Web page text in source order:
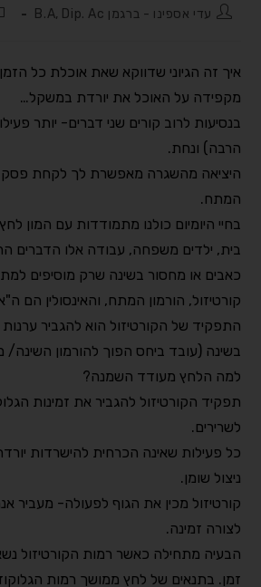
עדי אספינו - ברגמן B.A, Dip. Ac
איך זה הגיוני שדווקא שאת אוכלת כל
מקפידה על האוכל את יורדת במשקל… ⠀
בנסיעות לרוב קורים שני דברים- יותר
הרבה) ונחת. ⠀
היציאה מהשגרה מאפשרת לך לקחת פסק
המתח.⠀
בחיי היומיום כולנו מתמודדות עם המון לחץ
בית, ילדים משפחה, עבודה אלו הדברים
כאבים או מחסור בשינה שרק מוסיפים
קורטיזול, הורמון המתח, והאינסולין הם
התפקיד של הקורטיזול הוא להגביר
בשינה (עובד ביחס הפוך להורמון השינה/
למה הלחץ מעודד השמנה?⠀
תפקיד הקורטיזול להגביר את זמינות
לשרירים. ⠀
כל פעילות שאינה הכרחית להישרדות
ניצול שומן. ⠀
קורטיזול מכין את הגוף לפעולה- מעביר
לצורה זמינה.⠀
הבעיה מתחילה כאשר רמות הקורטיזול
זמן. בתנאים של לחץ ממושך רמות הגלוקוז